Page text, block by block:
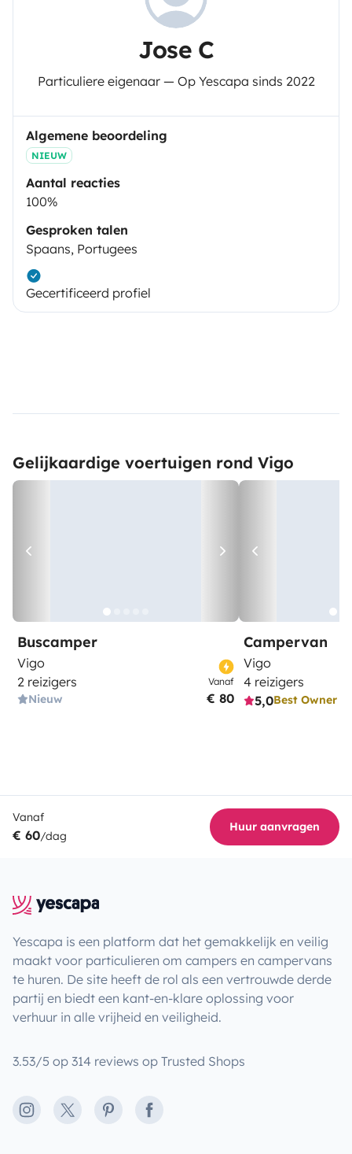
Jose C
Particuliere eigenaar — Op Yescapa sinds 2022
Algemene beoordeling
NIEUW
Aantal reacties
100%
Gesproken talen
Spaans, Portugees
Gecertificeerd profiel
Gelijkaardige voertuigen rond Vigo
Buscamper
Vigo
2 reizigers
Nieuw
Vanaf
€ 80
Campervan
Vigo
4 reizigers
5,0Best Owner
Vanaf
€ 60/dag
Huur aanvragen
Yescapa is een platform dat het gemakkelijk en veilig
maakt voor particulieren om campers en campervans
te huren. De site heeft de rol als een vertrouwde derde
partij en biedt een kant-en-klare oplossing voor
verhuur in alle vrijheid en veiligheid.
3.53/5 op 314 reviews op Trusted Shops
Instagram
X PinterestFacebook